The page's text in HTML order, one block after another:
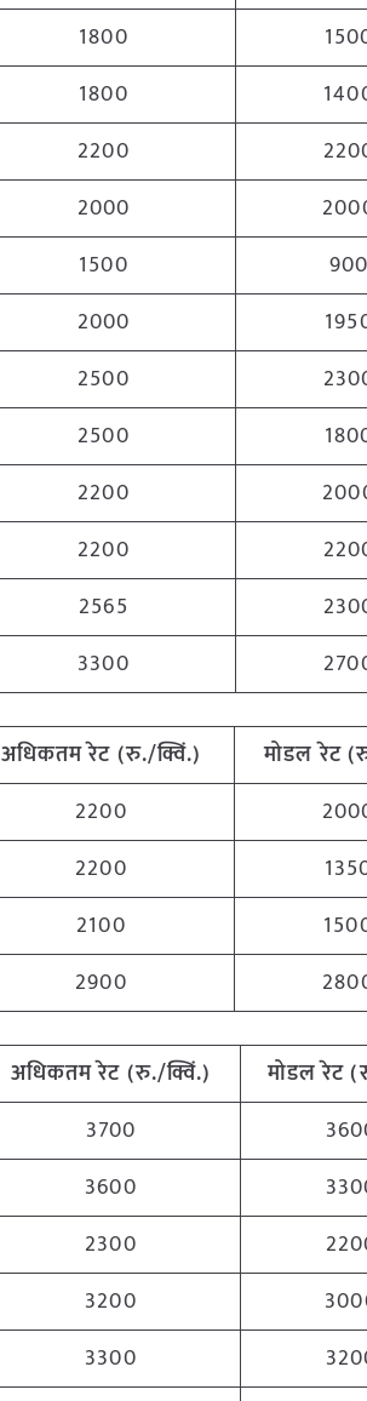
1800
1800
2200
2000
1500
900
2000
2500
2500
2200
2200
2565
3300
अधिकतमरेट (रु./क्विं.) मोडल रेट(
2200
2200
2100
2900
अधिकतमरेट (रु./क्विं.) मोडल रेट(
3700
3600
2300
3200
3300